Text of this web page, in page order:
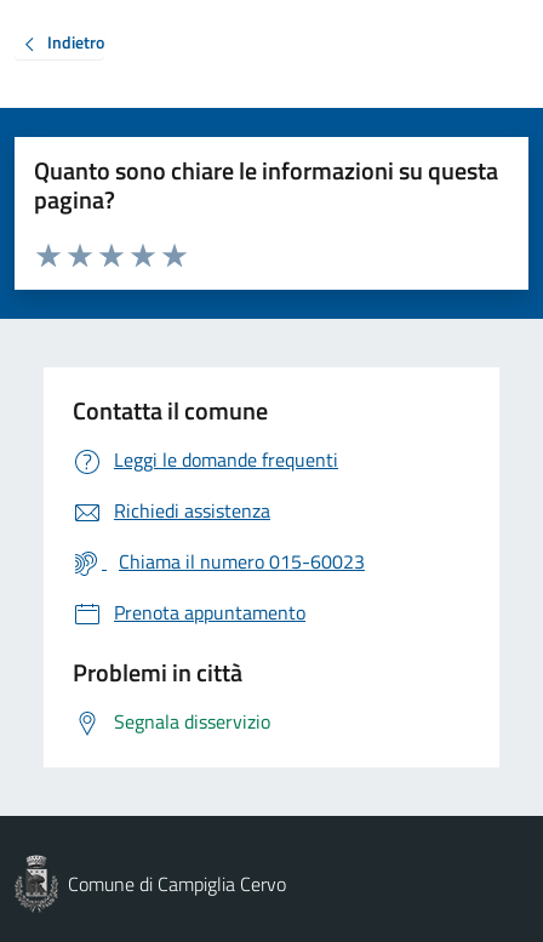
Indietro
Quanto sono chiare le informazioni su questa
pagina?
Valuta da 1 a 5 stelle la pagina
Valuta 5 stelle su 5
Valuta 4 stelle su 5
Valuta 3 stelle su 5
Valuta 2 stelle su 5
Valuta 1 stelle su 5
Contatta il comune
Leggi le domande frequenti
Richiedi assistenza
Chiama il numero 015-60023
Prenota appuntamento
Problemi in città
Segnala disservizio
Comune di Campiglia Cervo